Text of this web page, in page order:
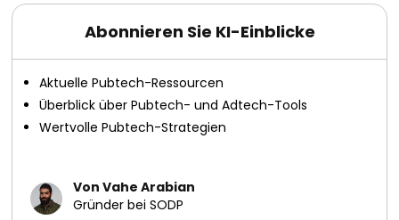
Abonnieren Sie KI-Einblicke
Aktuelle Pubtech-Ressourcen
Überblick über Pubtech- und Adtech-Tools
Wertvolle Pubtech-Strategien
Von Vahe Arabian
Gründer bei SODP